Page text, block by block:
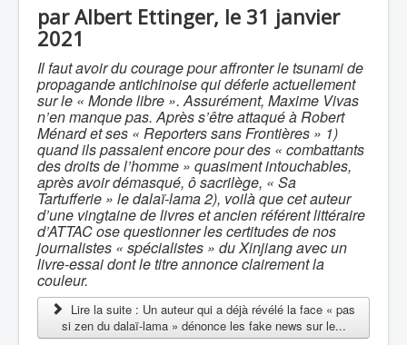
par Albert Ettinger, le 31 janvier
2021
Il faut avoir du courage pour affronter le tsunami de
propagande antichinoise qui déferle actuellement
sur le « Monde libre ». Assurément, Maxime Vivas
n’en manque pas. Après s’être attaqué à Robert
Ménard et ses « Reporters sans Frontières » 1)
quand ils passaient encore pour des « combattants
des droits de l’homme » quasiment intouchables,
après avoir démasqué, ô sacrilège, « Sa
Tartufferie » le dalaï-lama 2), voilà que cet auteur
d’une vingtaine de livres et ancien référent littéraire
d’ATTAC ose questionner les certitudes de nos
journalistes « spécialistes » du Xinjiang avec un
livre-essai dont le titre annonce clairement la
couleur.
Lire la suite : Un auteur qui a déjà révélé la face « pas
si zen du dalaï-lama » dénonce les fake news sur le...